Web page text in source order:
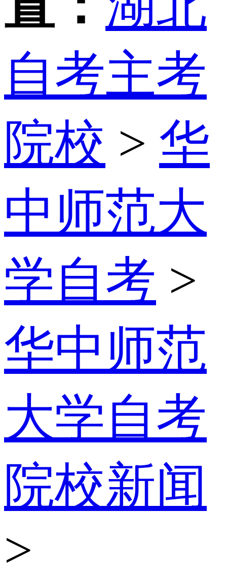
自考主考
院校 > 华
中师范大
学自考 >
华中师范
大学自考
院校新闻
>